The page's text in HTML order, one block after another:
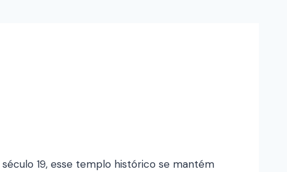
19, esse templo histórico se mantém